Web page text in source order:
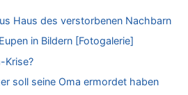
Hugo Egon Bernhard von Sinnen zu
City niedergestochen
zu
Haus des verstorbenen Nachbarn
in Bildern [Fotogalerie]
Krise?
soll seine Oma ermordet haben